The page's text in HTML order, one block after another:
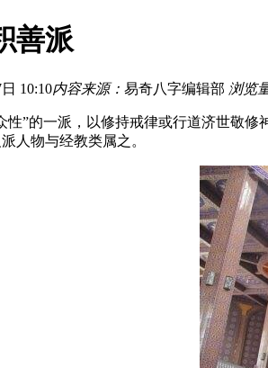
善派
10:10内容来源： 易奇八字编辑部 浏览
性”的一派，以修持戒律或行道济世敬
人物与经教类属之。